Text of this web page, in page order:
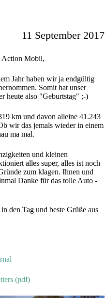
11 September 2017
Action Mobil,
Jahr haben wir ja endgültig
Somit hat unser
heute also "Geburtstag" ;-)
km und davon alleine 41.243
wir das jemals wieder in einem
ma mal.
und kleinen
alles super, alles ist noch
zum klagen. Ihnen und
Danke für das tolle Auto -
den Tag und beste Grüße aus
(pdf)